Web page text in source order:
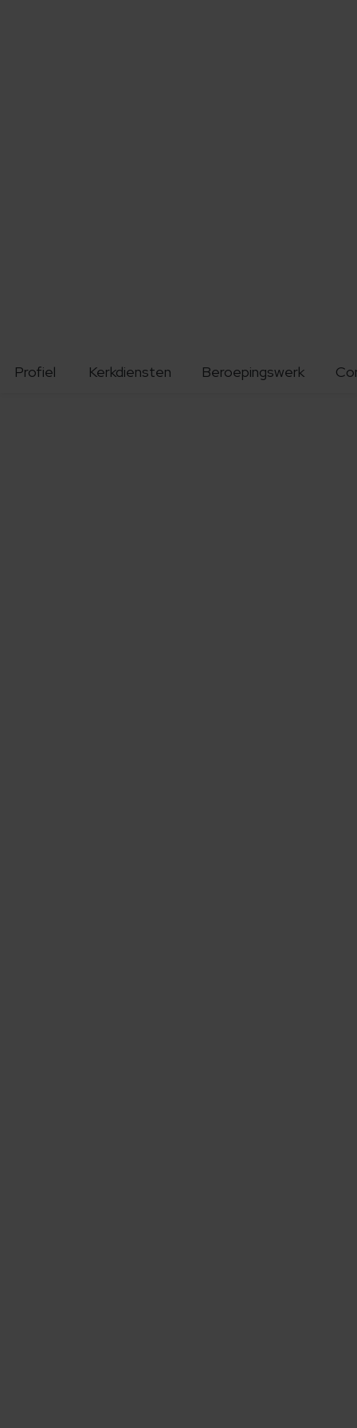
Profiel Kerkdiensten Beroepingswerk